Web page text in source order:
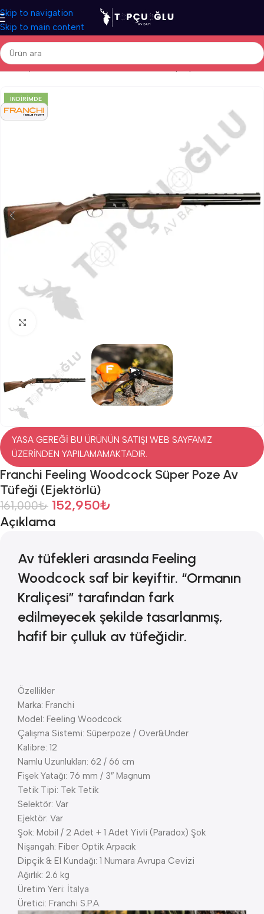
Skip to navigation
Skip to main content
Ana Sayfa/Av Tüfekleri/İthal Av Tüfekleri/Süperpoze Av Tüfekleri
İNDIRIMDE
Click to enlarge
YASA GEREĞİ BU ÜRÜNÜN SATIŞI WEB SAYFAMIZ
ÜZERİNDEN YAPILAMAMAKTADIR.
Franchi Feeling Woodcock Süper Poze Av
Tüfeği (Ejektörlü)
161,000₺ 152,950₺
Açıklama
Av tüfekleri arasında Feeling
Woodcock saf bir keyiftir. “Ormanın
Kraliçesi” tarafından fark
edilmeyecek şekilde tasarlanmış,
hafif bir çulluk av tüfeğidir.
Özellikler
Marka: Franchi
Model: Feeling Woodcock
Çalışma Sistemi: Süperpoze / Over&Under
Kalibre: 12
Namlu Uzunlukları: 62 / 66 cm
Fişek Yatağı: 76 mm / 3″ Magnum
Tetik Tipi: Tek Tetik
Selektör: Var
Ejektör: Var
Şok: Mobil / 2 Adet + 1 Adet Yivli (Paradox) Şok
Nişangah: Fiber Optik Arpacık
Dipçik & El Kundağı: 1 Numara Avrupa Cevizi
Ağırlık: 2.6 kg
Üretim Yeri: İtalya
Üretici: Franchi S.P.A.